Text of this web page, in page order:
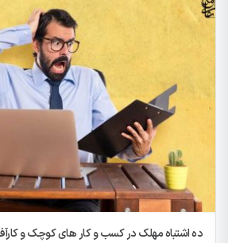
ده اشتباه مهلک در کسب و کار های کوچک و